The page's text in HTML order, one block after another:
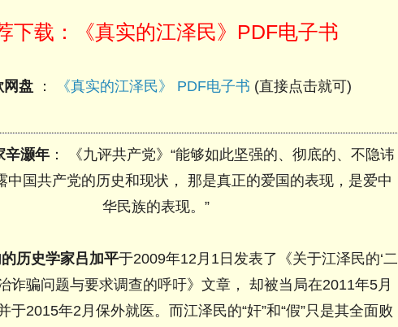
下载：《真实的江泽民》PDF电子书
网盘 ： 《真实的江泽民》 PDF电子书 (直接点击就可)
辛灏年： 《九评共产党》“能够如此坚强的、彻底的、不隐讳
中国共产党的历史和现状， 那是真正的爱国的表现，是爱中
华民族的表现。”
历史学家吕加平于2009年12月1日发表了《关于江泽民的‘二
诈骗问题与要求调查的呼吁》文章， 却被当局在2011年5月
于2015年2月保外就医。而江泽民的“奸”和“假”只是其全面败